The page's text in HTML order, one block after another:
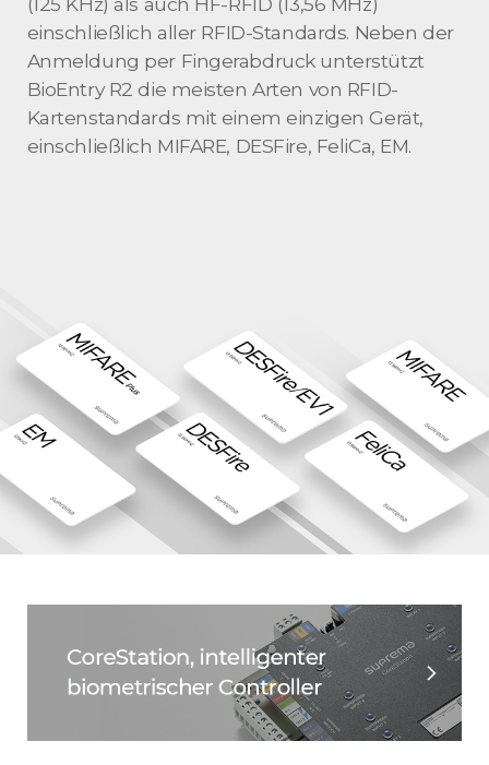
einschließlich aller RFID-Standards. Neben der
Anmeldung per Fingerabdruck unterstützt
BioEntry R2 die meisten Arten von RFID-
Kartenstandards mit einem einzigen Gerät,
einschließlich MIFARE, DESFire, FeliCa, EM.